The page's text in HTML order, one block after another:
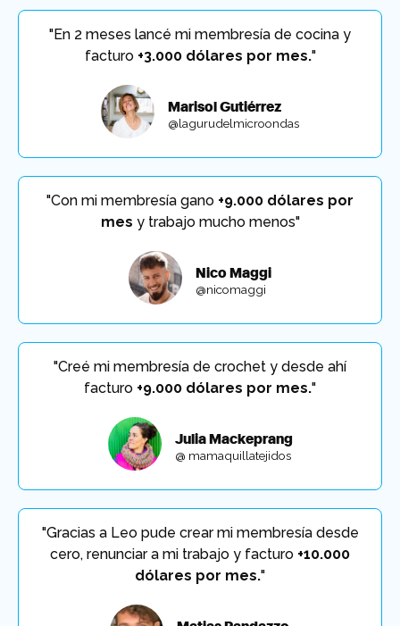
"En 2 meses lancé mi membresía de cocina y
facturo +3.000 dólares por mes."
Marisol Gutiérrez
@lagurudelmicroondas
"Con mi membresía gano +9.000 dólares por
mes y trabajo mucho menos"
Nico Maggi
@nicomaggi
"Creé mi membresía de crochet y desde ahí
facturo +9.000 dólares por mes."
Julia Mackeprang
@ mamaquillatejidos
"Gracias a Leo pude crear mi membresía desde
cero, renunciar a mi trabajo y facturo +10.000
dólares por mes."